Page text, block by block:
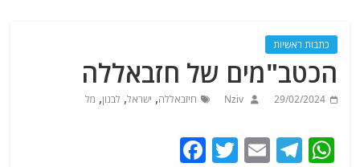
כתבות ראשיות
הכטב"מים של חזבאללה
29/02/2024
Nziv חיזבאללה, ישראל, לבנון, מל
W
T
E
T